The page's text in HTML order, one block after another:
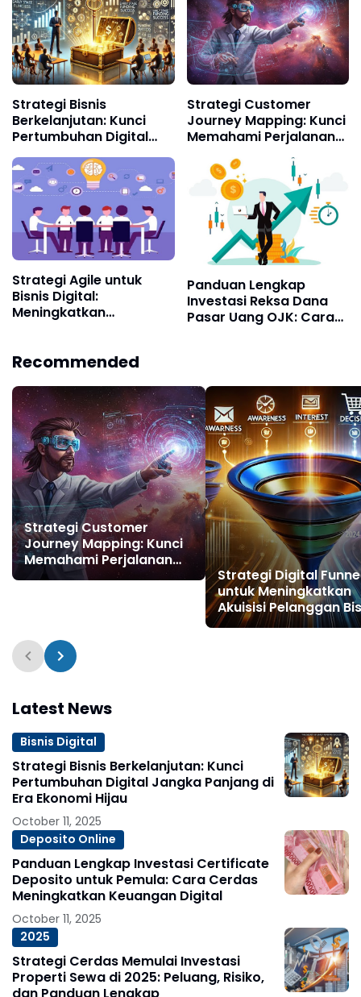
Strategi Bisnis
Berkelanjutan: Kunci
Pertumbuhan Digital
Jangka Panjang di Era
Ekonomi Hijau
Strategi Customer
Journey Mapping: Kunci
Memahami Perjalanan
Meningkatkan Loyalitas
Bisnis Digital
Strategi Agile untuk
Bisnis Digital:
Meningkatkan
Panduan Lengkap
Investasi Reksa Dana
Pasar Uang OJK: Cara
Recommended
Strategi Customer
Journey Mapping: Kunci
Memahami Perjalanan
Pelanggan dan
Strategi Digital
untuk Meningkatkan
Akuisisi Pelanggan
Digital
Latest News
Bisnis Digital
Strategi Bisnis Berkelanjutan: Kunci
Pertumbuhan Digital Jangka Panjang di
Era Ekonomi Hijau
October 11, 2025
Deposito Online
Panduan Lengkap Investasi Certificate
Deposito untuk Pemula: Cara Cerdas
Meningkatkan Keuangan Digital
October 11, 2025
2025
Strategi Cerdas Memulai Investasi
Properti Sewa di 2025: Peluang, Risiko,